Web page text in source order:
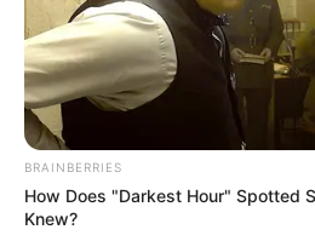
jogtalanul büntették meg az
BRAINBERRIES
How Does "Darkest Hour" Spotted
Knew?